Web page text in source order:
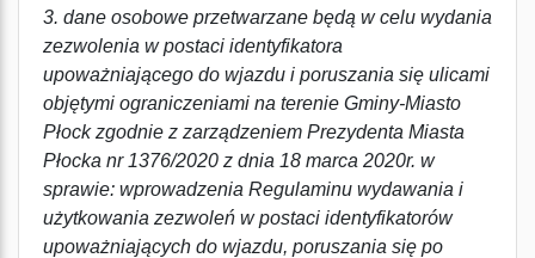
3. dane osobowe przetwarzane będą w celu wydania
zezwolenia w postaci identyfikatora
upoważniającego do wjazdu i poruszania się ulicami
objętymi ograniczeniami na terenie Gminy-Miasto
Płock zgodnie z zarządzeniem Prezydenta Miasta
Płocka nr 1376/2020 z dnia 18 marca 2020r. w
sprawie: wprowadzenia Regulaminu wydawania i
użytkowania zezwoleń w postaci identyfikatorów
upoważniających do wjazdu, poruszania się po